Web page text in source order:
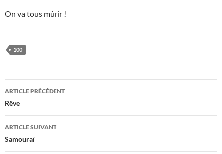
On va tous mûrir !
100
Navigation
des
articles
ARTICLE PRÉCÉDENT
Rêve
ARTICLE SUIVANT
Samouraï